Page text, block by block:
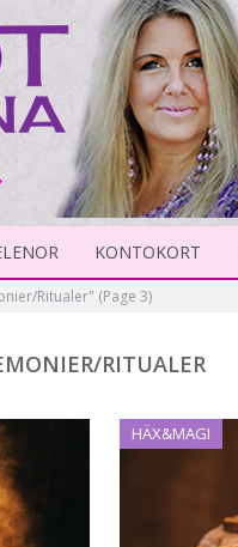
KONTOKORT
Ritualer" (Page 3)
RITUALER
HÄX&MAGI